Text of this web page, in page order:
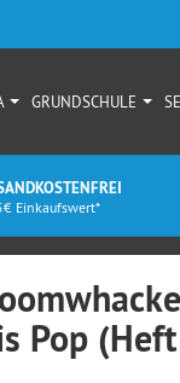
GRUNDSCHULE
Einkaufswert*
Pop